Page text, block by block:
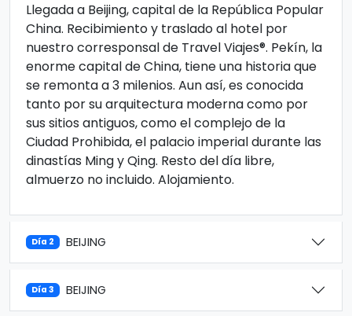
Llegada a Beijing, capital de la República Popular
China. Recibimiento y traslado al hotel por
nuestro corresponsal de Travel Viajes®. Pekín, la
enorme capital de China, tiene una historia que
se remonta a 3 milenios. Aun así, es conocida
tanto por su arquitectura moderna como por
sus sitios antiguos, como el complejo de la
Ciudad Prohibida, el palacio imperial durante las
dinastías Ming y Qing. Resto del día libre,
almuerzo no incluido. Alojamiento.
Día 2 BEIJING
Día 3 BEIJING